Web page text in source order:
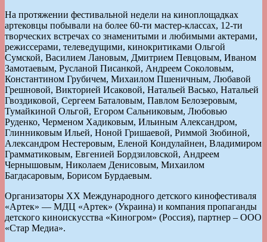
На протяжении фестивальной недели на киноплощадках
артековцы побывали на более 60-ти мастер-классах, 12-ти
творческих встречах со знаменитыми и любимыми актерами,
режиссерами, телеведущими, кинокритиками Ольгой
Сумской, Василием Лановым, Дмитрием Певцовым, Иваном
Замотаевым, Русланой Писанкой, Андреем Соколовым,
Константином Грубичем, Михаилом Пшеничным, Любавой
Грешновой, Викторией Исаковой, Натальей Васько, Натальей
Гвоздиковой, Сергеем Баталовым, Павлом Белозеровым,
Тумайкиной Ольгой, Егором Сальниковым, Любовью
Руденко, Черменом Хадиковым, Ильиным Александром,
Глинниковым Ильей, Ноной Гришаевой, Риммой Зюбиной,
Александром Нестеровым, Еленой Кондулайнен, Владимиром
Грамматиковым, Евгенией Бордзиловской, Андреем
Чернышовым, Николаем Денисовым, Михаилом
Багдасаровым, Борисом Бурдаевым.
Организаторы ХХ Международного детского кинофестиваля
«Артек» — МДЦ «Артек» (Украина) и компания пропаганды
детского киноискусства «Киногром» (Россия), партнер – ООО
«Стар Медиа».